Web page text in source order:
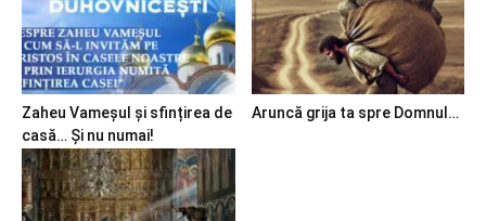
Zaheu Vameșul și sfințirea de
casă… Și nu numai!
Aruncă grija ta spre Domnul…